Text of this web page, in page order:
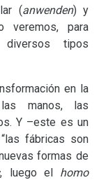
(anwenden) y
veremos, para
tipos
en la
manos, las
Y –este es un
fábricas son
formas de
, luego el homo